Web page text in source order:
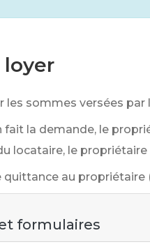
loyer
sommes versées par
fait la demande, le
locataire, le
quittance au
formulaires